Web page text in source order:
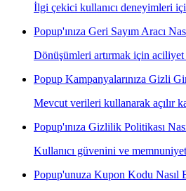
İlgi çekici kullanıcı deneyimleri
Popup'ınıza Geri Sayım Aracı
Dönüşümleri artırmak için aciliyet
Popup Kampanyalarınıza Gizli
Mevcut verileri kullanarak açılır
Popup'ınıza Gizlilik Politikası
Kullanıcı güvenini ve
Popup'unuza Kupon Kodu Nasıl